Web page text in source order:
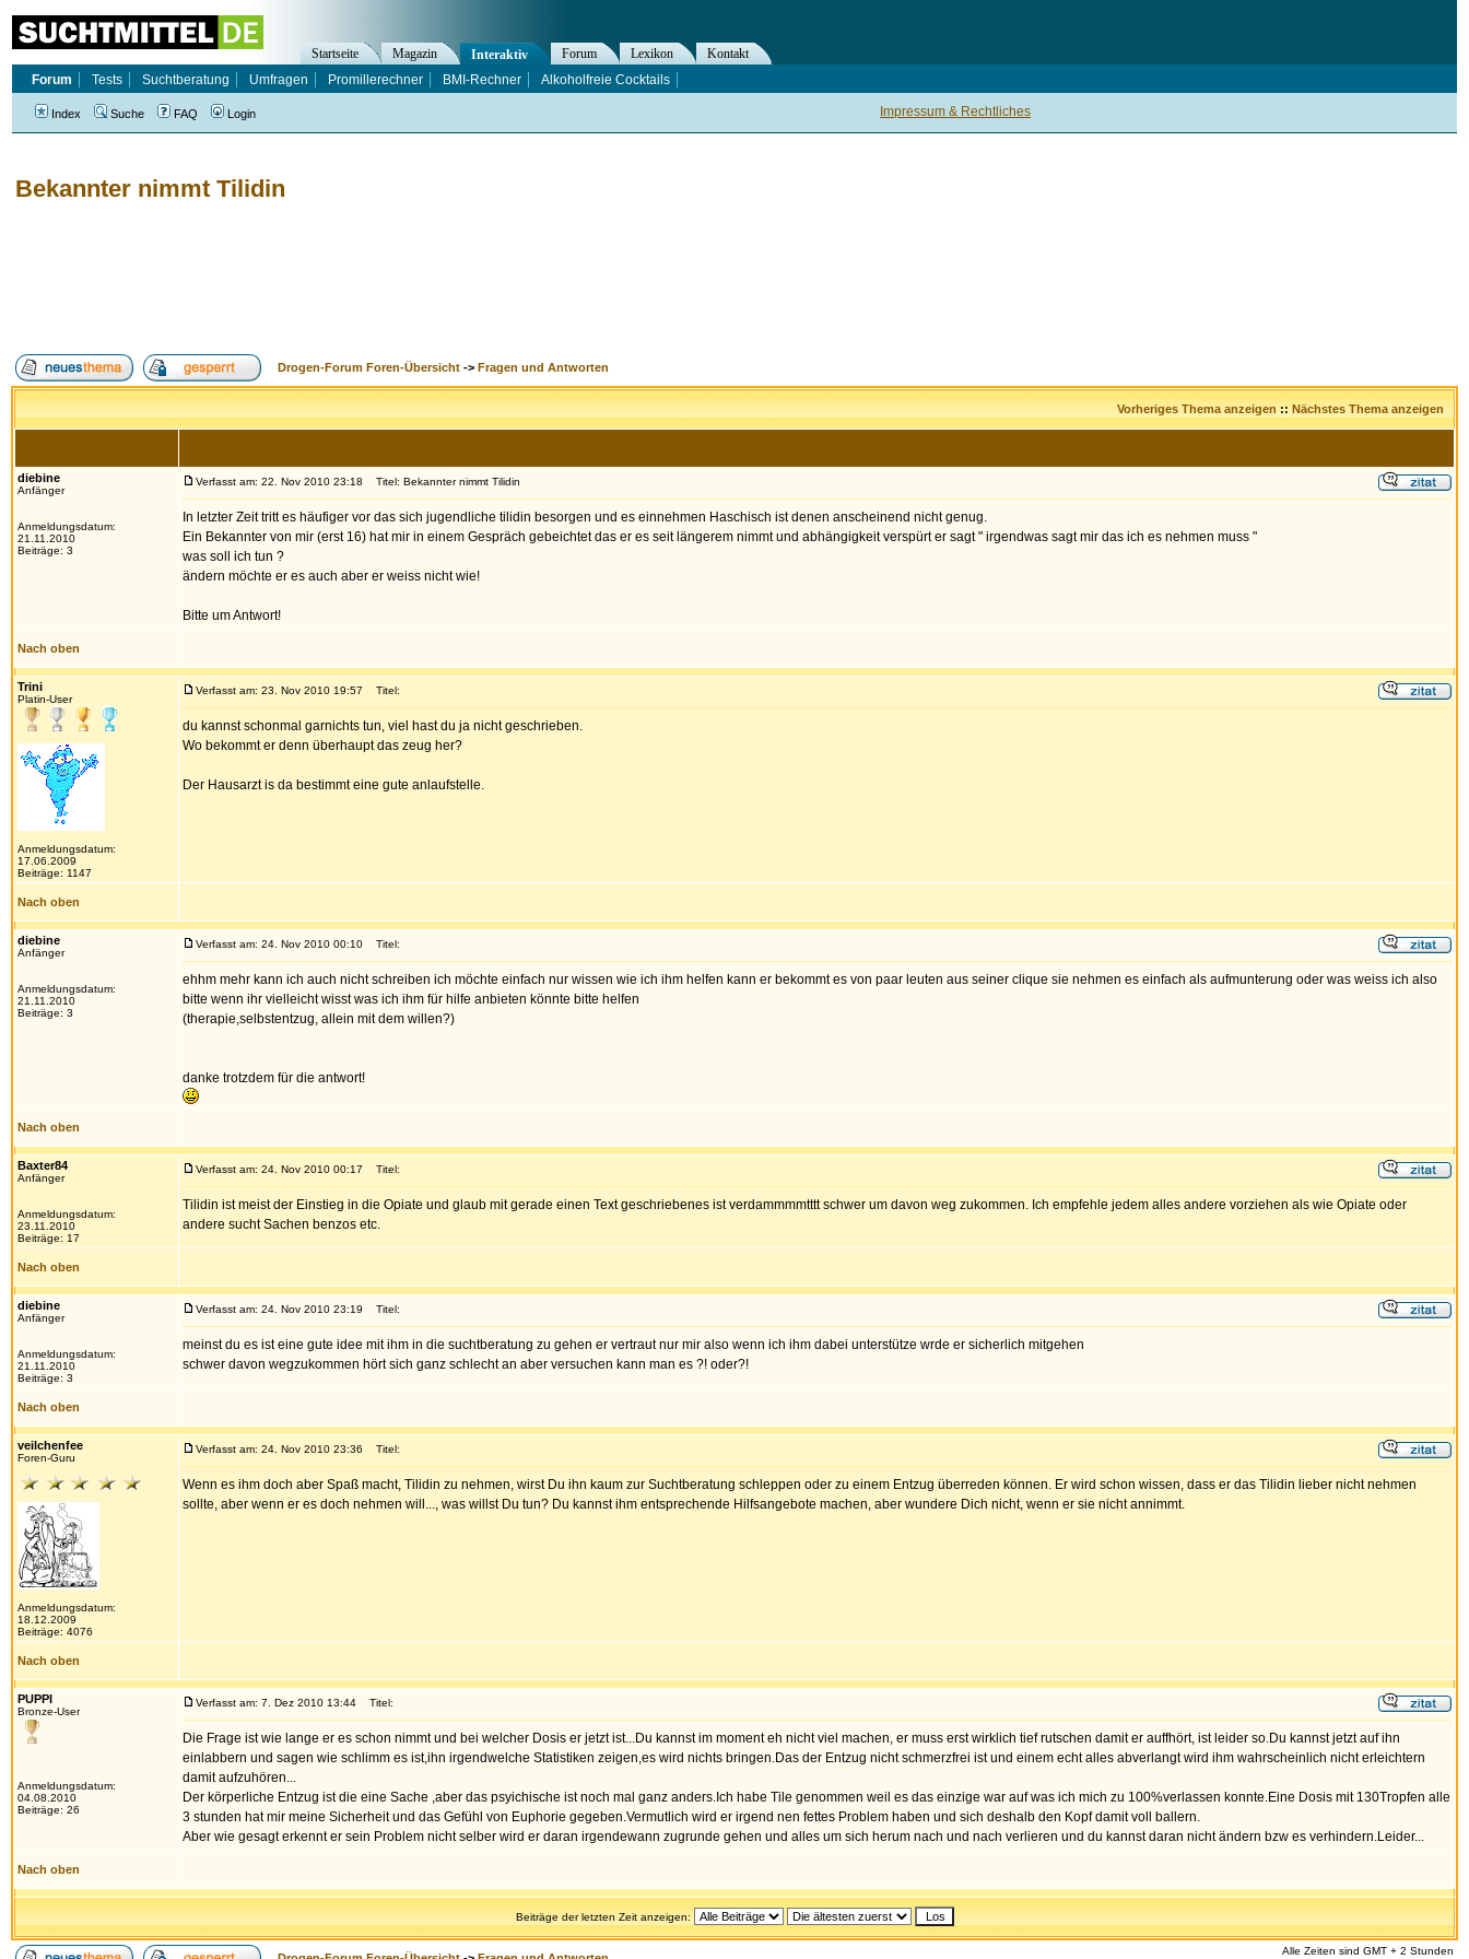
Bekannter nimmt Tilidin
Drogen-Forum Foren-Übersicht -> Fragen und Antworten
Vorheriges Thema anzeigen :: Nächstes Thema anzeigen
diebine
Anfänger
Anmeldungsdatum:
21.11.2010
Beiträge: 3
Verfasst am: 22. Nov 2010 23:18 Titel: Bekannter nimmt Tilidin
In letzter Zeit tritt es häufiger vor das sich jugendliche tilidin besorgen und es einnehmen Haschisch ist denen anscheinend nicht genug.
Ein Bekannter von mir (erst 16) hat mir in einem Gespräch gebeichtet das er es seit längerem nimmt und abhängigkeit verspürt er sagt " irgendwas sagt mir das ich es nehmen muss "
was soll ich tun ?
ändern möchte er es auch aber er weiss nicht wie!
Bitte um Antwort!
Nach oben
Trini
Platin-User
Anmeldungsdatum:
17.06.2009
Beiträge: 1147
Verfasst am: 23. Nov 2010 19:57 Titel:
du kannst schonmal garnichts tun, viel hast du ja nicht geschrieben.
Wo bekommt er denn überhaupt das zeug her?
Der Hausarzt is da bestimmt eine gute anlaufstelle.
Nach oben
diebine
Anfänger
Anmeldungsdatum:
21.11.2010
Beiträge: 3
Verfasst am: 24. Nov 2010 00:10 Titel:
ehhm mehr kann ich auch nicht schreiben ich möchte einfach nur wissen wie ich ihm helfen kann er bekommt es von paar leuten aus seiner clique sie nehmen es einfach als aufmunterung oder was weiss ich also
bitte wenn ihr vielleicht wisst was ich ihm für hilfe anbieten könnte bitte helfen
(therapie,selbstentzug, allein mit dem willen?)
danke trotzdem für die antwort!
Nach oben
Baxter84
Anfänger
Anmeldungsdatum:
23.11.2010
Beiträge: 17
Verfasst am: 24. Nov 2010 00:17 Titel:
Tilidin ist meist der Einstieg in die Opiate und glaub mit gerade einen Text geschriebenes ist verdammmmtttt schwer um davon weg zukommen. Ich empfehle jedem alles andere vorziehen als wie Opiate oder
andere sucht Sachen benzos etc.
Nach oben
diebine
Anfänger
Anmeldungsdatum:
21.11.2010
Beiträge: 3
Verfasst am: 24. Nov 2010 23:19 Titel:
meinst du es ist eine gute idee mit ihm in die suchtberatung zu gehen er vertraut nur mir also wenn ich ihm dabei unterstütze wrde er sicherlich mitgehen
schwer davon wegzukommen hört sich ganz schlecht an aber versuchen kann man es ?! oder?!
Nach oben
veilchenfee
Foren-Guru
Anmeldungsdatum:
18.12.2009
Beiträge: 4076
Verfasst am: 24. Nov 2010 23:36 Titel:
Wenn es ihm doch aber Spaß macht, Tilidin zu nehmen, wirst Du ihn kaum zur Suchtberatung schleppen oder zu einem Entzug überreden können. Er wird schon wissen, dass er das Tilidin lieber nicht nehmen
sollte, aber wenn er es doch nehmen will..., was willst Du tun? Du kannst ihm entsprechende Hilfsangebote machen, aber wundere Dich nicht, wenn er sie nicht annimmt.
Nach oben
PUPPI
Bronze-User
Anmeldungsdatum:
04.08.2010
Beiträge: 26
Verfasst am: 7. Dez 2010 13:44 Titel:
Die Frage ist wie lange er es schon nimmt und bei welcher Dosis er jetzt ist...Du kannst im moment eh nicht viel machen, er muss erst wirklich tief rutschen damit er auffhört, ist leider so.Du kannst jetzt auf ihn
einlabbern und sagen wie schlimm es ist,ihn irgendwelche Statistiken zeigen,es wird nichts bringen.Das der Entzug nicht schmerzfrei ist und einem echt alles abverlangt wird ihm wahrscheinlich nicht erleichtern
damit aufzuhören...
Der körperliche Entzug ist die eine Sache ,aber das psyichische ist noch mal ganz anders.Ich habe Tile genommen weil es das einzige war auf was ich mich zu 100%verlassen konnte.Eine Dosis mit 130Tropfen alle
3 stunden hat mir meine Sicherheit und das Gefühl von Euphorie gegeben.Vermutlich wird er irgend nen fettes Problem haben und sich deshalb den Kopf damit voll ballern.
Aber wie gesagt erkennt er sein Problem nicht selber wird er daran irgendewann zugrunde gehen und alles um sich herum nach und nach verlieren und du kannst daran nicht ändern bzw es verhindern.Leider...
Nach oben
Beiträge der letzten Zeit anzeigen:
Alle Zeiten sind GMT + 2 Stunden
Impressum & Rechtliches
Startseite Magazin Interaktiv Forum Lexikon
Kontakt
Forum
Tests Suchtberatung Umfragen Promillerechner BMI-Rechner Alkoholfreie Cocktails
Index Suche FAQ Login